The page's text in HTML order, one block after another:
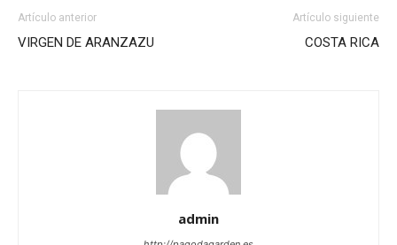
Artículo anterior
VIRGEN DE ARANZAZU
Artículo siguiente
COSTA RICA
admin